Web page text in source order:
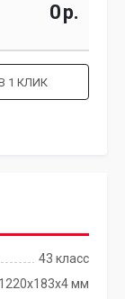
р.
1 КЛИК
43 класс
1220х183х4 мм